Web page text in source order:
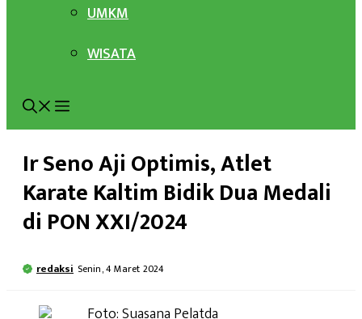
UMKM
WISATA
Ir Seno Aji Optimis, Atlet
Karate Kaltim Bidik Dua Medali
di PON XXI/2024
redaksi Senin, 4 Maret 2024